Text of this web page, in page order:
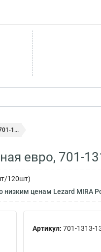
1...
евро, 701-
120шт)
низким ценам Lezard MIRA
Артикул: 701-1313-